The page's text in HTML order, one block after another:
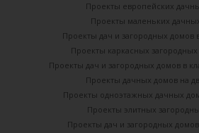
Проекты европейских
Проекты маленьких
Проекты дач и загородных домов
Проекты каркасных
Проекты дач и загородных домов в
Проекты дачных домов на
Проекты одноэтажных дачных
Проекты элитных
Проекты дач и загородных